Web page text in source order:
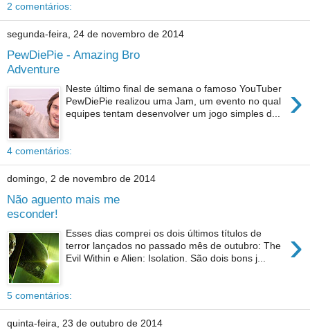
2 comentários:
segunda-feira, 24 de novembro de 2014
PewDiePie - Amazing Bro
Adventure
›
Neste último final de semana o famoso YouTuber
PewDiePie realizou uma Jam, um evento no qual
equipes tentam desenvolver um jogo simples d...
4 comentários:
domingo, 2 de novembro de 2014
Não aguento mais me
esconder!
›
Esses dias comprei os dois últimos títulos de
terror lançados no passado mês de outubro: The
Evil Within e Alien: Isolation. São dois bons j...
5 comentários:
quinta-feira, 23 de outubro de 2014